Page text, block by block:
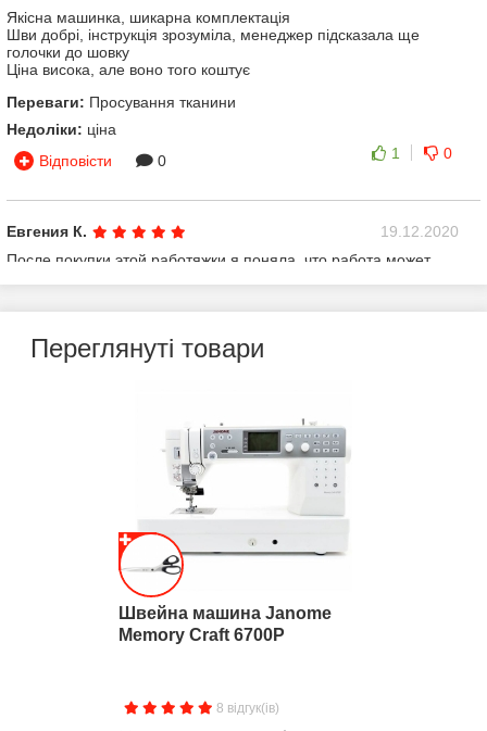
Якісна машинка, шикарна комплектація
Шви добрі, інструкція зрозуміла, менеджер підсказала ще
голочки до шовку
Ціна висока, але воно того коштує
Переваги: Просування тканини
Недоліки: ціна
Відповісти
0 1 0
Евгения К.
19.12.2020
После покупки этой работяжки я поняла, что работа может
ей я пошила новую коллекцию детских боди. Очень рада
Відповісти
Жду новых поставок, хочу купить эту швейную машину!
Первый раз увидела ее в подруги, прошила. Просто бомба, то,
что я давно искала.) Жду с нетерпением )
0
короткий шнур от педали,нет съемного рукава, и строчки 9 мм
Переглянуті товари
Швейна машина Janome
Memory Craft 6700P
8 відгук(ів)